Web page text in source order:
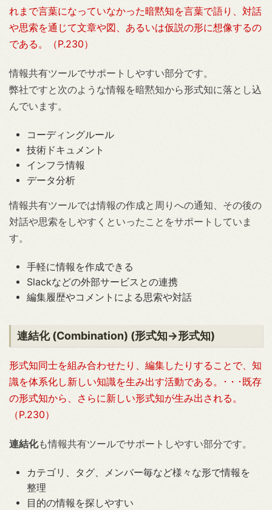
れまで言葉になっていなかった暗黙知を言葉で語り、対話
や思索を通じて文章や図、あるいは仮説の形に想像するの
である。（P.230）
情報共有ツールでサポートしやすい部分です。
弊社ですと次のような情報を暗黙知から形式知に落とし込
んでいます。
コーディングルール
技術ドキュメント
インフラ情報
データ分析
情報共有ツールでは情報の作成と周りへの通知、その後の
対話や思索をしやすくといったことをサポートしていま
す。
手軽に情報を作成できる
Slackなどの外部サービスとの連携
編集履歴やコメントによる思索や対話
連結化 (Combination) (形式知→形式知)
形式知同士を組み合わせたり、編集したりすることで、知
識を体系化し新しい知識を生み出す活動である。･・･既存
の形式知から、さらに新しい形式知が生み出される。
（P.230）
連結化も情報共有ツールでサポートしやすい部分です。
カテゴリ、タグ、メンバー毎など様々な形で情報を
整理
目的の情報を探しやすい